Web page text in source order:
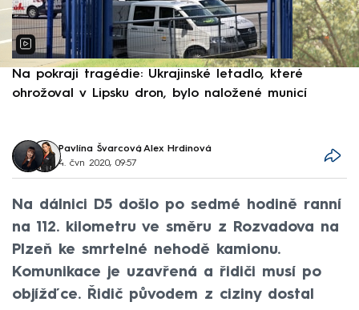
Na pokraji tragédie: Ukrajinské letadlo, které
ohrožoval v Lipsku dron, bylo naložené municí
Pavlína Švarcová, Alex Hrdinová
4. čvn 2020, 09:57
Na dálnici D5 došlo po sedmé hodině ranní
na 112. kilometru ve směru z Rozvadova na
Plzeň ke smrtelné nehodě kamionu.
Komunikace je uzavřená a řidiči musí po
objížďce. Řidič původem z ciziny dostal